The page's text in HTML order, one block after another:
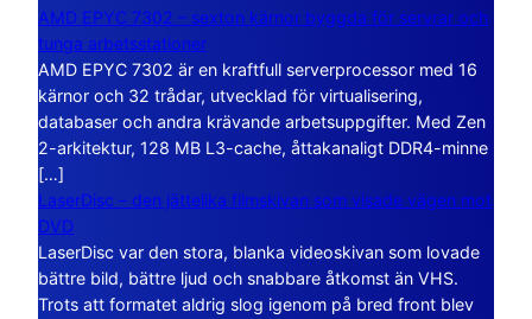
AMD EPYC 7302 – sexton kärnor byggda för servrar och
tunga arbetsstationer
AMD EPYC 7302 är en kraftfull serverprocessor med 16
kärnor och 32 trådar, utvecklad för virtualisering,
databaser och andra krävande arbetsuppgifter. Med Zen
2-arkitektur, 128 MB L3-cache, åttakanaligt DDR4-minne
[…]
LaserDisc – den jättelika filmskivan som visade vägen mot
DVD
LaserDisc var den stora, blanka videoskivan som lovade
bättre bild, bättre ljud och snabbare åtkomst än VHS.
Trots att formatet aldrig slog igenom på bred front blev